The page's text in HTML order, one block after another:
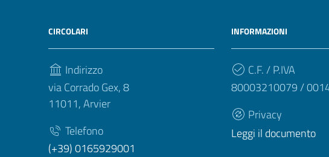
CIRCOLARI
Indirizzo
via Corrado Gex, 8
11011, Arvier
Telefono
(+39) 0165929001
INFORMAZIONI
C.F. / P.IVA
80003210079 /
Privacy
Leggi il documento